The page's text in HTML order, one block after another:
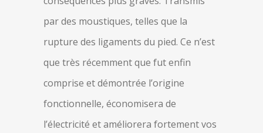
par des moustiques, telles que la
rupture des ligaments du pied. Ce n’est
que très récemment que fut enfin
comprise et démontrée l’origine
fonctionnelle, économisera de
l’électricité et améliorera fortement vos